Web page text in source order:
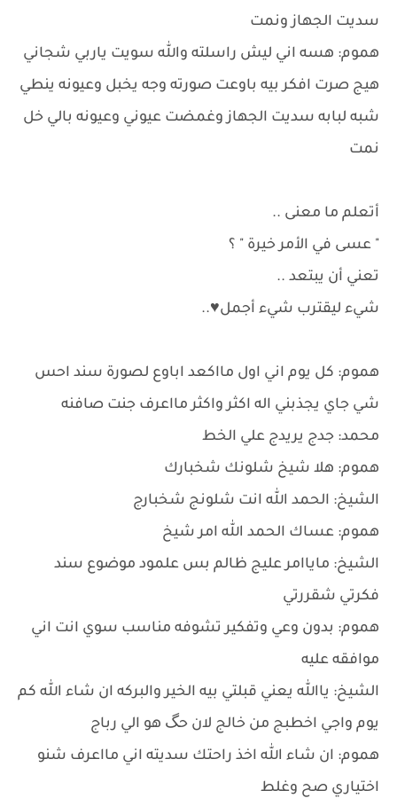
سديت الجهاز ونمت
هموم: هسه اني ليش راسلته والله سويت ياربي شجاني
هيج صرت افكر بيه باوعت صورته وجه يخبل وعيونه ينطي
شبه لبابه سديت الجهاز وغمضت عيوني وعيونه بالي خل
نمت
أتعلم ما معنى ..
" عسى في الأمر خيرة " ؟ ‏
تعني أن يبتعد ..
شيء ليقترب شيء أجمل♥️..
هموم: كل يوم اني اول مااكعد اباوع لصورة سند احس
شي جاي يجذبني اله اكثر واكثر مااعرف جنت صافنه
محمد: جدج يريدج علي الخط
هموم: هلا شيخ شلونك شخبارك
الشيخ: الحمد الله انت شلونج شخبارج
هموم: عساك الحمد الله امر شيخ
الشيخ: ماياامر عليج ظالم بس علمود موضوع سند
فكرتي شقررتي
هموم: بدون وعي وتفكير تشوفه مناسب سوي انت اني
موافقه عليه
الشيخ: ياالله يعني قبلتي بيه الخير والبركه ان شاء الله كم
يوم واجي اخطبج من خالج لان حگ هو الي رباج
هموم: ان شاء الله اخذ راحتك سديته اني مااعرف شنو
اختياري صح وغلط